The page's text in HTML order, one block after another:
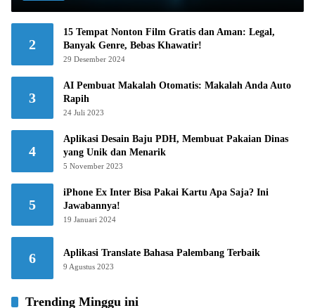
2
15 Tempat Nonton Film Gratis dan Aman: Legal,
Banyak Genre, Bebas Khawatir!
29 Desember 2024
3
AI Pembuat Makalah Otomatis: Makalah Anda Auto
Rapih
24 Juli 2023
4
Aplikasi Desain Baju PDH, Membuat Pakaian Dinas
yang Unik dan Menarik
5 November 2023
5
iPhone Ex Inter Bisa Pakai Kartu Apa Saja? Ini
Jawabannya!
19 Januari 2024
6 Aplikasi Translate Bahasa Palembang Terbaik
9 Agustus 2023
Trending Minggu ini